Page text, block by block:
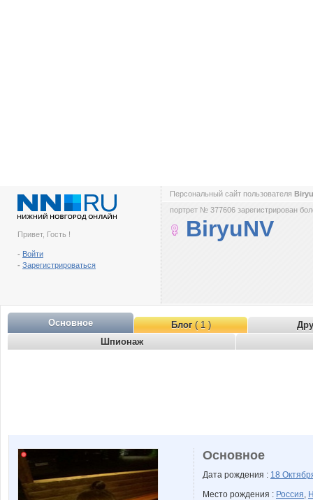
Привет, Гость !
- Войти
- Зарегистрироваться
Персональный сайт пользователя
портрет № 377606 зарегистрирован
BiryuNV
Основное Блог( 1 )
Шпионаж
Основное
Дата рождения : 18
Место рождения : Россия,